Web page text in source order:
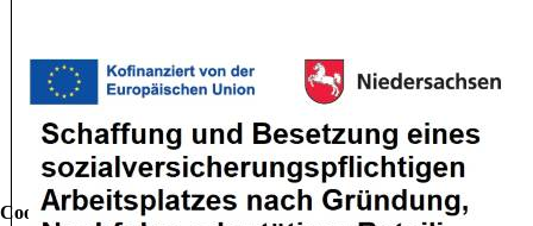
Cookie-Einstellungen